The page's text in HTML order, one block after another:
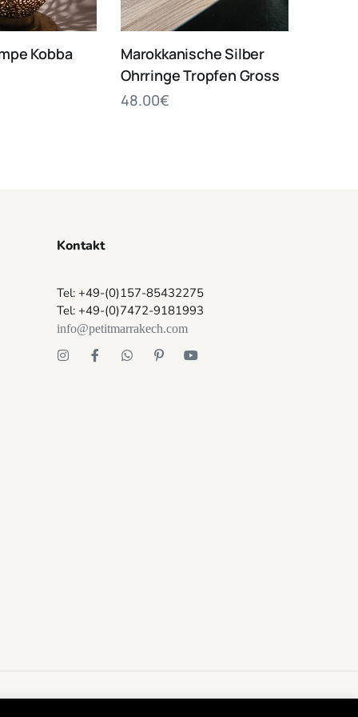
Kobba
Marokkanische Silber
Ohrringe Tropfen Gross
48.00€
Kontakt
Tel: +49-(0)157-85432275
Tel: +49-(0)7472-9181993
info@petitmarrakech.com